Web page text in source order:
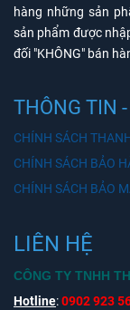
hàng những sản
sản phẩm được
đối "KHÔNG" bán
THÔNG TIN
CHÍNH SÁCH
CHÍNH SÁCH BẢO
CHÍNH SÁCH BẢO
LIÊN HỆ
CÔNG TY TNHH
Hotline:0902 923